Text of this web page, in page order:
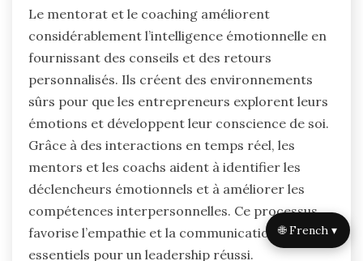
Le mentorat et le coaching améliorent
considérablement l’intelligence émotionnelle en
fournissant des conseils et des retours
personnalisés. Ils créent des environnements
sûrs pour que les entrepreneurs explorent leurs
émotions et développent leur conscience de soi.
Grâce à des interactions en temps réel, les
mentors et les coachs aident à identifier les
déclencheurs émotionnels et à améliorer les
compétences interpersonnelles. Ce processus
favorise l’empathie et la communication efficace,
essentiels pour un leadership réussi.
🌐 French ▾